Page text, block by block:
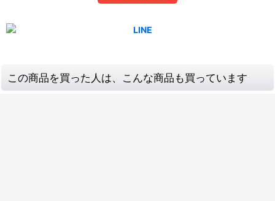
この商品を買った人は、こんな商品も買っています